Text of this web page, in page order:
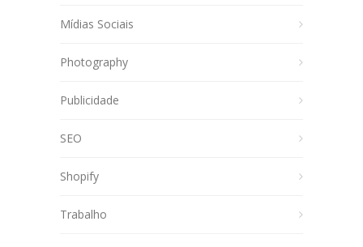
Mídias Sociais
Photography
Publicidade
SEO
Shopify
Trabalho